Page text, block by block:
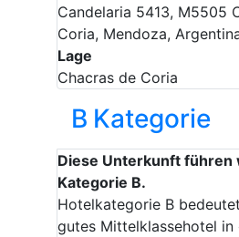
Candelaria 5413, M5505
Coria, Mendoza,
Lage
Chacras de Coria
B Kategorie
Diese Unterkunft führen
Kategorie B.
Hotelkategorie B
gutes Mittelklassehotel in